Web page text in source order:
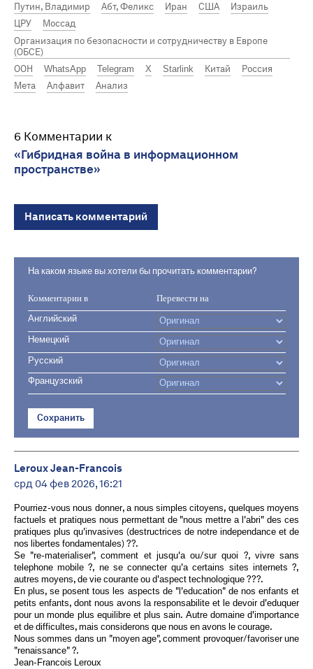
Путин, Владимир
Абт, Феликс Иран США
Израиль
ЦРУ
Моссад
Организация по безопасности и сотрудничеству в Европе
(ОБСЕ)
ООН
WhatsApp Telegram X Starlink Китай
Россия
Мета
Алфавит Анализ
6 Комментарии к
«Гибридная война в информационном
пространстве»
Написать комментарий
На каком языке вы хотели бы прочитать комментарии?
Комментарии в Перевести на
Английский
Немецкий
Русский
Французский
Сохранить
Leroux Jean-Francois
срд 04 фев 2026, 16:21
Pourriez-vous nous donner, a nous simples citoyens, quelques moyens
factuels et pratiques nous permettant de "nous mettre a l'abri" des ces
pratiques plus qu'invasives (destructrices de notre independance et de
nos libertes fondamentales) ??.
Se "re-materialiser", comment et jusqu'a ou/sur quoi ?, vivre sans
telephone mobile ?, ne se connecter qu'a certains sites internets ?,
autres moyens, de vie courante ou d'aspect technologique ???.
En plus, se posent tous les aspects de "l'education" de nos enfants et
petits enfants, dont nous avons la responsabilite et le devoir d'eduquer
pour un monde plus equilibre et plus sain. Autre domaine d'importance
et de difficultes, mais considerons que nous en avons le courage.
Nous sommes dans un "moyen age", comment provoquer/favoriser une
"renaissance" ?.
Jean-Francois Leroux